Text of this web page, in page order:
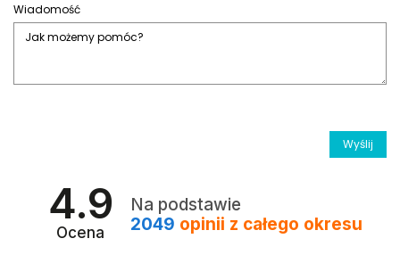
Wiadomość
4.9
Ocena
Na podstawie
2049 opinii z całego okresu